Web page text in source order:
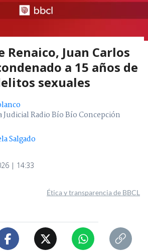
Renaico, Juan Carlos
a 15 años de
sexuales
Judicial Radio Bío Bío Concepción
Salgado
| 14:33
Ética y transparencia de BBCL